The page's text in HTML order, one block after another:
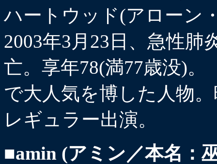
ハートウッド(アローン
2003年3月23日、急性
亡。享年78(満77歳没)
で大人気を博した人物
レギュラー出演。
■amin (アミン／本名：